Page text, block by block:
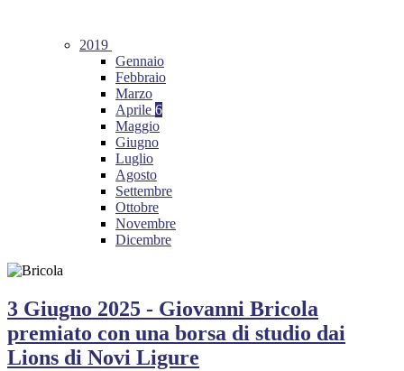
2019
Gennaio
Febbraio
Marzo
Aprile 6
Maggio
Giugno
Luglio
Agosto
Settembre
Ottobre
Novembre
Dicembre
3 Giugno 2025 - Giovanni Bricola
premiato con una borsa di studio dai
Lions di Novi Ligure